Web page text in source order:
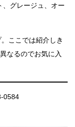
グレージュ、オー
ここでは紹介しき
なるのでお気に入
0584